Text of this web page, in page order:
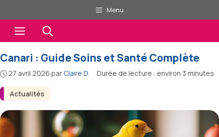
au
contenu
Menu
Menu
Actualités
Canari : Guide Soins et Santé Complète
27 avril 2026 par Claire D. · Durée de lecture : environ 3 minutes